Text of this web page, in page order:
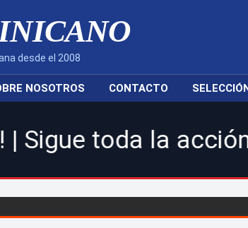
desde el 2008
NOSOTROS CONTACTO
la acción de la